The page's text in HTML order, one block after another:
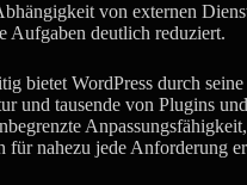
von externen
Aufgaben deutlich reduziert.
bietet WordPress durch
und tausende von Plugins
für nahezu jede Anforderung